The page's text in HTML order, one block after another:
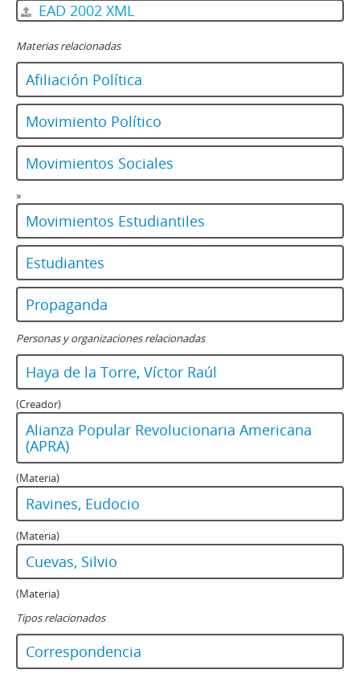
EAD 2002 XML
Materias relacionadas
Afiliación Política
Movimiento Político
Movimientos Sociales
»
Movimientos Estudiantiles
Estudiantes
Propaganda
Personas y organizaciones relacionadas
Haya de la Torre, Víctor Raúl
(Creador)
Alianza Popular Revolucionaria Americana
(APRA)
(Materia)
Ravines, Eudocio
(Materia)
Cuevas, Silvio
(Materia)
Tipos relacionados
Correspondencia